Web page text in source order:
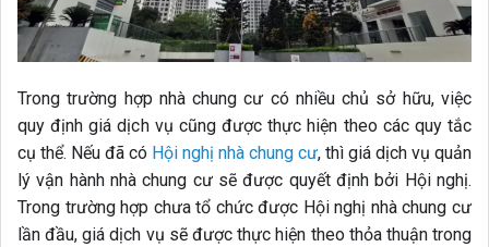
Trong trường hợp nhà chung cư có nhiều chủ sở hữu, việc
quy định giá dịch vụ cũng được thực hiện theo các quy tắc
cụ thể. Nếu đã có Hội nghị nhà chung cư, thì giá dịch vụ quản
lý vận hành nhà chung cư sẽ được quyết định bởi Hội nghị.
Trong trường hợp chưa tổ chức được Hội nghị nhà chung cư
lần đầu, giá dịch vụ sẽ được thực hiện theo thỏa thuận trong